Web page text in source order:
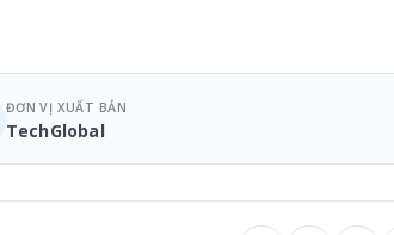
ĐƠN VỊ XUẤT BẢN
TechGlobal